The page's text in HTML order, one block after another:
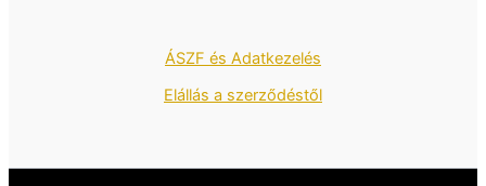
ÁSZF és Adatkezelés
Elállás a szerződéstől